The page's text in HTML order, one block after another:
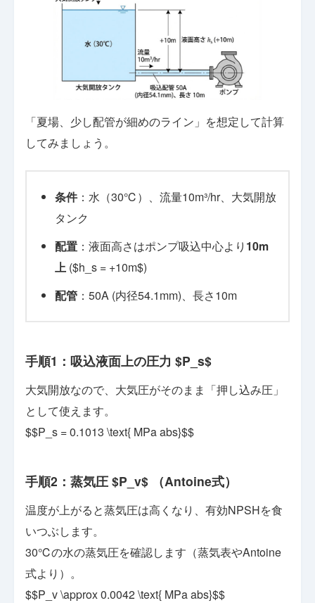
「夏場、少し配管が細めのライン」を想定して計算
してみましょう。
条件：水（30℃）、流量10m³/hr、大気開放
タンク
配置 ：液面高さはポンプ吸込中心より 10m
上 ($h_s = +10m$)
配管 ：50A (内径54.1mm)、長さ10m
手順1：吸込液面上の圧力 $P_s$
大気開放なので、大気圧がそのまま「押し込み圧」
として使えます。
$$P_s = 0.1013 \text{ MPa abs}$$
手順2：蒸気圧 $P_v$ （Antoine式）
温度が上がると蒸気圧は高くなり、有効NPSHを食
いつぶします。
30℃の水の蒸気圧を確認します（蒸気表やAntoine
式より）。
$$P_v \approx 0.0042 \text{ MPa abs}$$